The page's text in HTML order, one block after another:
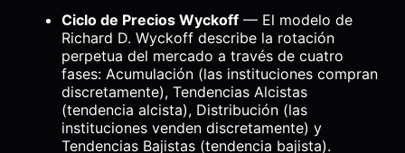
Ciclo de Precios Wyckoff — El modelo de
Richard D. Wyckoff describe la rotación
perpetua del mercado a través de cuatro
fases: Acumulación (las instituciones compran
discretamente), Tendencias Alcistas
(tendencia alcista), Distribución (las
instituciones venden discretamente) y
Tendencias Bajistas (tendencia bajista).